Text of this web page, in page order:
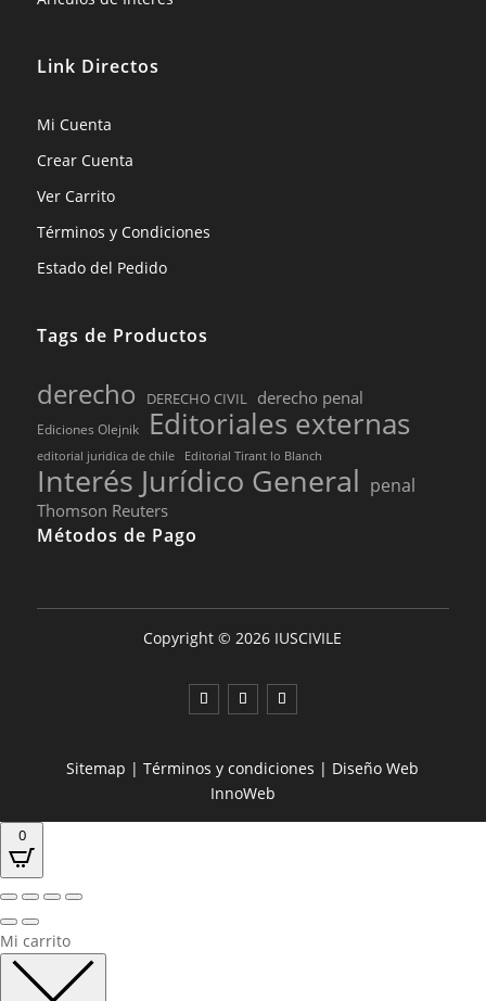
Link Directos
Mi Cuenta
Crear Cuenta
Ver Carrito
Términos y Condiciones
Estado del Pedido
Tags de Productos
derecho DERECHO CIVIL derecho penal
Ediciones Olejnik Editoriales externas
editorial juridica de chile Editorial Tirant lo Blanch
Interés Jurídico General penal
Thomson Reuters
Métodos de Pago
Copyright © 2026 IUSCIVILE
Sitemap |Términos y condiciones | Diseño Web
InnoWeb
0
Mi carrito